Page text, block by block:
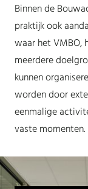
Binnen de
praktijk ook
waar het VMBO,
meerdere
kunnen
worden door
eenmalige
vaste momenten.